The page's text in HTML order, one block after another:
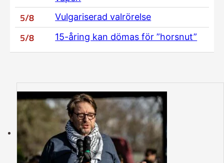
5/8 Vulgariserad valrörelse
5/8 15-åring kan dömas för ”horsnut”